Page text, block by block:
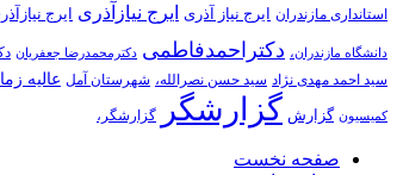
استانداری مازندران ایرج نیاز آذری ایرج نیازآذری ایرج
دانشگاه مازندران، دکتراحمدفاطمی دکترمحمدرضا جعفریان
سید احمد مهدی نژاد سید حسن نصرالله، شهرستان آمل عالیه
کمیسیون گزارش گزارشگر گزارشگر،
صفحه نخست